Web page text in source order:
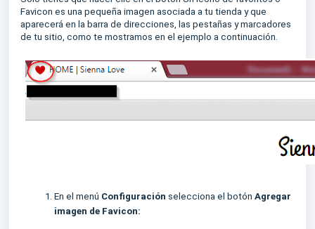
Favicon es una pequeña imagen asociada a tu tienda y que
aparecerá en la barra de direcciones, las pestañas y marcadores
de tu sitio, como te mostramos en el ejemplo a continuación.
En el menú Configuración selecciona el botón Agregar
imagen de Favicon: